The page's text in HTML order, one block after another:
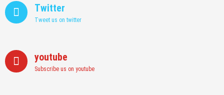
Twitter
Tweet us on twitter
youtube
Subscribe us on youtube